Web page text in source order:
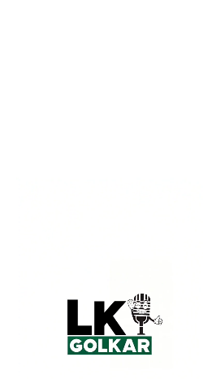
Menurutnya, kerja sama tersebut
pada dua pasien saja, tetapi dapat
banyak masyarakat Gorontalo yang
implan koklea. Ia juga menekankan
kepada masyarakat agar tidak ragu
bagi anak-anak yang mengalami
“Tantangan kita saat ini bukan hanya
tetapi juga memberikan pemahaman
Masih ada keluarga yang ragu karena
Padahal, semakin cepat penanganan
peluang anak untuk berkembang,
menjalani kehidupan yang lebih
Idah berharap operasi yang dijalani
Arnold dan Delfira Suci Amalia Sahi
menjadi motivasi bagi masyarakat
memanfaatkan layanan kesehatan
Menurutnya, sinergi pemerintah, dunia
medis menjadi kunci dalam
penyandang gangguan pendengaran di